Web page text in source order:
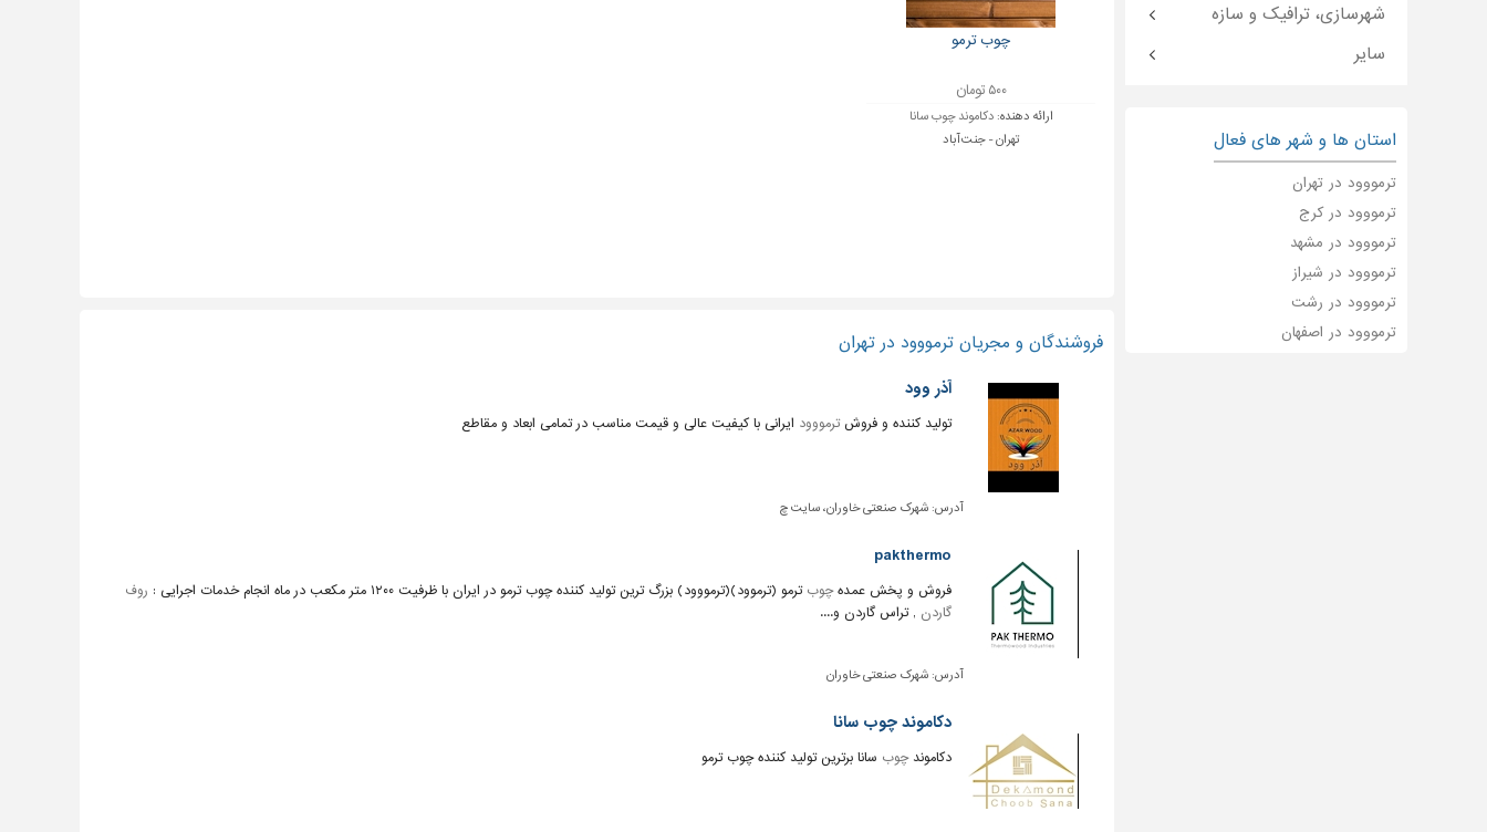
چوب ترمو
۵۰۰ تومان
ارائه دهنده: دکاموند چوب سانا
تهران - جنت آباد
فروشندگان و مجریان ترمووود در تهران
آذر وود
تولید کننده و فروشترمووود ایرانی با کیفیت عالی و قیمت مناسب در تمامی ابعاد و مقاطع
آدرس: شهرک صنعتی خاوران، سایت چ
pakthermo
فروش و پخش عمدهچوب ترمو (ترموود)(ترمووود) بزرگ ترین تولید کننده چوب ترمو در ایران با ظرفیت ۱۲۰۰ متر مکعب در ماه انجام خدمات اجرایی :
روف
گاردن , تراس گاردن و....
آدرس: شهرک صنعتی خاوران
دکاموند چوب سانا
دکاموندچوب سانا برترین تولید کننده چوب ترمو
شهرسازی، ترافیک و سازه
سایر
استان ها و شهر های فعال
ترمووود در تهران
ترمووود در کرج
ترمووود در مشهد
ترمووود در شیراز
ترمووود در رشت
ترمووود در اصفهان